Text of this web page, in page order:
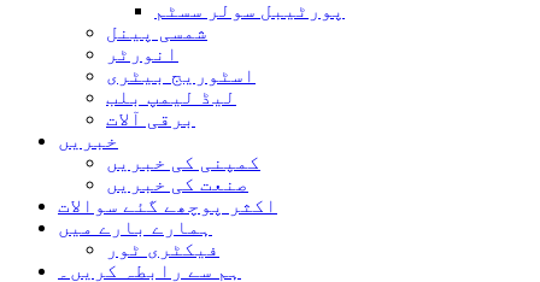
پورٹیبل سولر سسٹم
شمسی پینل
انورٹر
اسٹوریج بیٹری
لیڈ لیمپ بلب
برقی آلات
خبریں
کمپنی کی خبریں
صنعت کی خبریں
اکثر پوچھے گئے سوالات
ہمارے بارے میں
فیکٹری ٹور
ہم سے رابطہ کریں۔